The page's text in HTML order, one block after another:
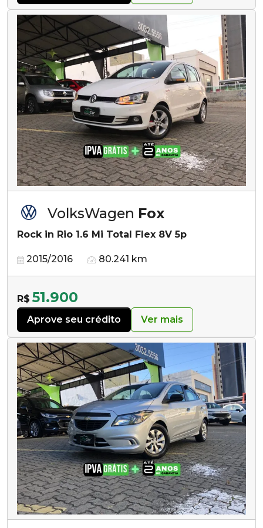
VolksWagen Fox
Rock in Rio 1.6 Mi Total Flex 8V 5p
2015/2016 80.241 km
R$ 51.900
Aprove seu crédito Ver mais